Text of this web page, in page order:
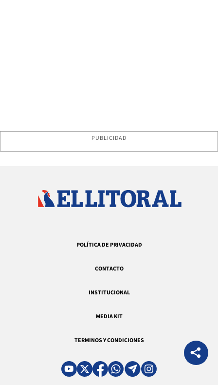
PUBLICIDAD
POLÍTICA DE PRIVACIDAD
CONTACTO
INSTITUCIONAL
MEDIA KIT
TERMINOS Y CONDICIONES